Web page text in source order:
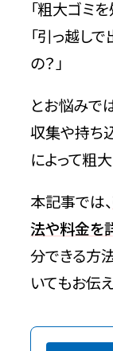
料
お
よ
「粗大ゴミ
「引っ越し
の？」
とお悩みで
収集や持ち
によって粗
本記事では、
法や料金を
分できる方
いてもお伝